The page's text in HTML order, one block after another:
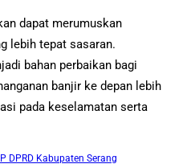
dapat merumuskan
lebih tepat sasaran.
bahan perbaikan bagi
banjir ke depan lebih
pada keselamatan serta
DPRD Kabupaten Serang